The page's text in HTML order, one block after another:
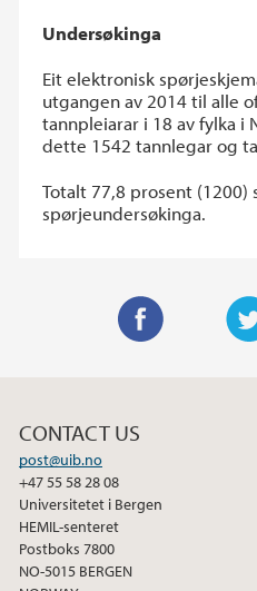
Undersøkinga
Eit elektronisk
utgangen av 2014 til alle
tannpleiarar i 18 av fylka i
dette 1542 tannlegar og
Totalt 77,8 prosent (1200)
spørjeundersøkinga.
e
o
o
CONTACT US
post@uib.no
+47 55 58 28 08
Universitetet i Bergen
HEMIL-senteret
Postboks 7800
NO-5015 BERGEN